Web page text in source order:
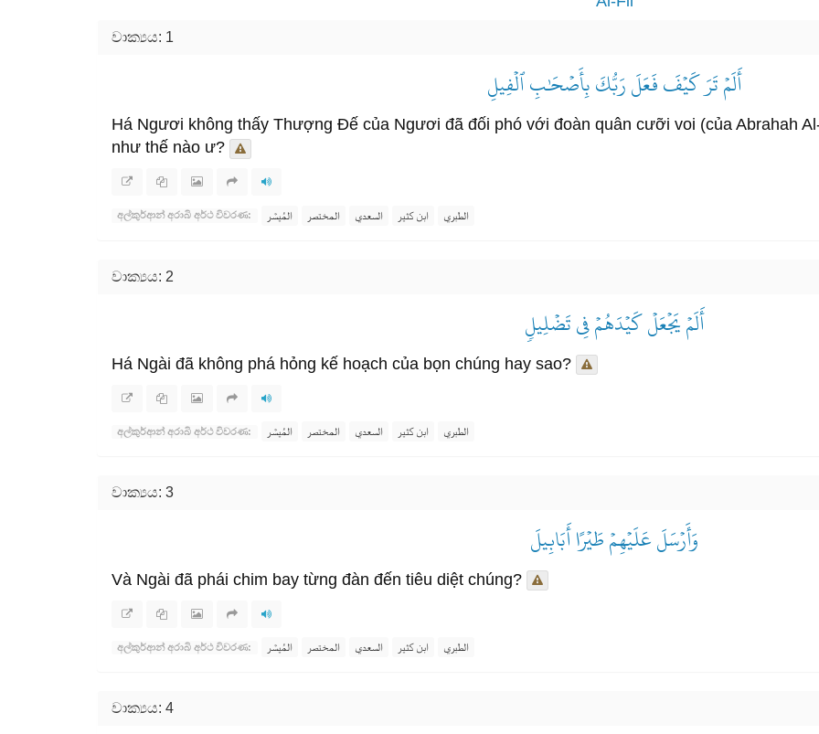
වාක්‍යය: 1
أَلَمۡ تَرَ كَيۡفَ فَعَلَ رَبُّكَ بِأَصۡحَٰبِ ٱلۡفِيلِ
Há Ngươi không thấy Thượng Đế của Ngươi đã đối phó với đoàn quân cưỡi voi (của Abrahah
như thế nào ư?
අල්කුර්ආන් අරාබි අර්ථ විවරණ: المُيسَّر المختصر السعدي ابن كثير الطبري
වාක්‍යය: 2
أَلَمۡ يَجۡعَلۡ كَيۡدَهُمۡ فِي تَضۡلِيلٖ
Há Ngài đã không phá hỏng kế hoạch của bọn chúng hay sao?
අල්කුර්ආන් අරාබි අර්ථ විවරණ: المُيسَّر المختصر السعدي ابن كثير الطبري
වාක්‍යය: 3
وَأَرۡسَلَ عَلَيۡهِمۡ طَيۡرًا أَبَابِيلَ
Và Ngài đã phái chim bay từng đàn đến tiêu diệt chúng?
අල්කුර්ආන් අරාබි අර්ථ විවරණ: المُيسَّر المختصر السعدي ابن كثير الطبري
වාක්‍යය: 4